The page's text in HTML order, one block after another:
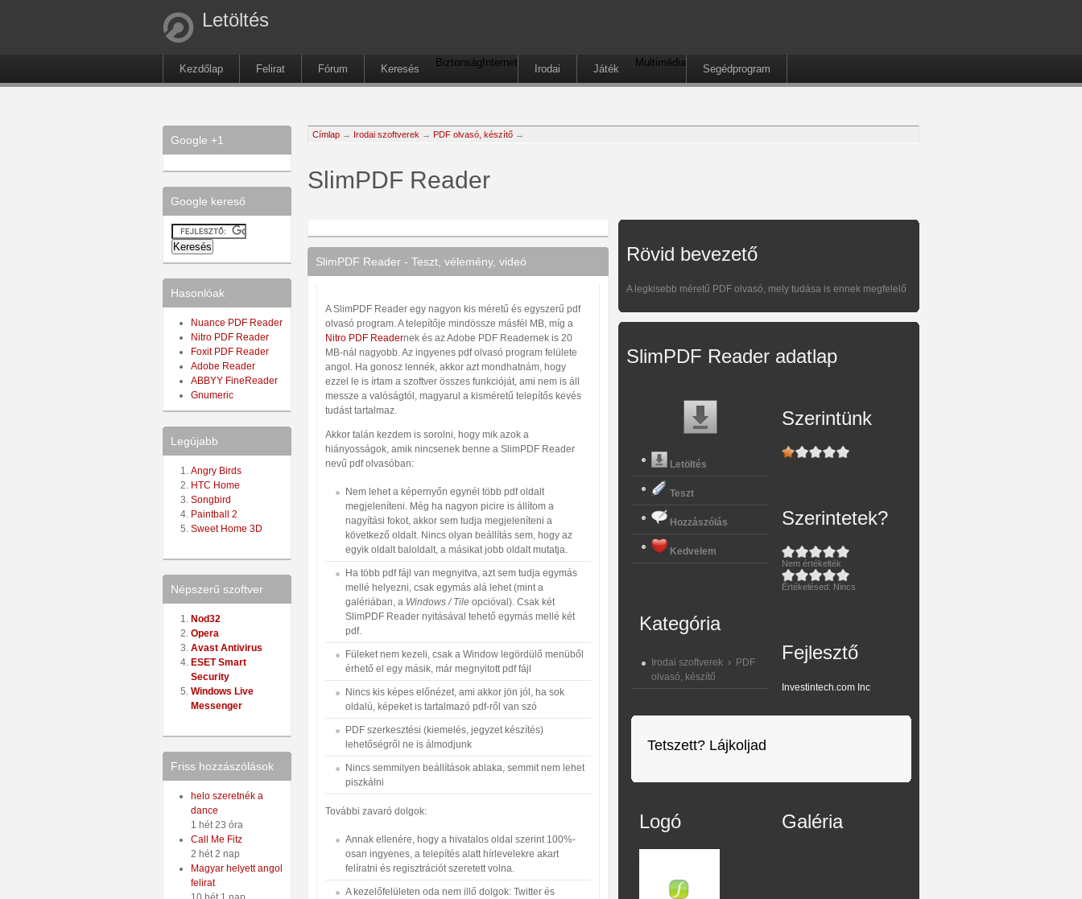
Letöltés
Kezdőlap Felirat Fórum Keresés
Biztonság Internet
Irodai Játék
Multimédia
Segédprogram
Google +1
Google kereső
Hasonlóak
Nuance PDF Reader
Nitro PDF Reader
Foxit PDF Reader
Adobe Reader
ABBYY FineReader
Gnumeric
Legújabb
Angry Birds
HTC Home
Songbird
Paintball 2
Sweet Home 3D
Népszerű szoftver
Nod32
Opera
Avast Antivirus
ESET Smart
Security
Windows Live
Messenger
Friss hozzászólások
helo szeretnék a
dance
1 hét 23 óra
Call Me Fitz
2 hét 2 nap
Magyar helyett angol
felirat
Címlap → Irodai szoftverek → PDF olvasó, készítő →
SlimPDF Reader
SlimPDF Reader - Teszt, vélemény, videó
A SlimPDF Reader egy nagyon kis méretű és egyszerű pdf
olvasó program. A telepítője mindössze másfél MB, míg a
Nitro PDF Readernek és az Adobe PDF Readernek is 20
MB-nál nagyobb. Az ingyenes pdf olvasó program felülete
angol. Ha gonosz lennék, akkor azt mondhatnám, hogy
ezzel le is írtam a szoftver összes funkcióját, ami nem is áll
messze a valóságtól, magyarul a kisméretű telepítős kevés
tudást tartalmaz.
Akkor talán kezdem is sorolni, hogy mik azok a
hiányosságok, amik nincsenek benne a SlimPDF Reader
nevű pdf olvasóban:
Nem lehet a képernyőn egynél több pdf oldalt
megjeleníteni. Még ha nagyon picire is állítom a
nagyítási fokot, akkor sem tudja megjeleníteni a
következő oldalt. Nincs olyan beállítás sem, hogy az
egyik oldalt baloldalt, a másikat jobb oldalt mutatja.
Ha több pdf fájl van megnyitva, azt sem tudja egymás
mellé helyezni, csak egymás alá lehet (mint a
galériában, a Windows / Tile opcióval). Csak két
SlimPDF Reader nyitásával tehető egymás mellé két
pdf.
Füleket nem kezeli, csak a Window legördülő menüből
érhető el egy másik, már megnyitott pdf fájl
Nincs kis képes előnézet, ami akkor jön jól, ha sok
oldalú, képeket is tartalmazó pdf-ről van szó
PDF szerkesztési (kiemelés, jegyzet készítés)
lehetőségről ne is álmodjunk
Nincs semmilyen beállítások ablaka, semmit nem lehet
piszkálni
További zavaró dolgok:
Annak ellenére, hogy a hivatalos oldal szerint 100%-
osan ingyenes, a telepítés alatt hírlevelekre akart
felíratni és regisztrációt szeretett volna.
A kezelőfelületen oda nem illő dolgok: Twitter és
Rövid bevezető
A legkisebb méretű PDF olvasó, mely tudása is ennek megfelelő
SlimPDF Reader adatlap
Letöltés
Teszt
Hozzászólás
Kedvelem
Kategória
Irodai szoftverek › PDF
olvasó, készítő
Szerintünk
Szerintetek?
Nem értékelték
Értékelésed: Nincs
Fejlesztő
Investintech.com Inc
Tetszett? Lájkoljad
Logó Galéria